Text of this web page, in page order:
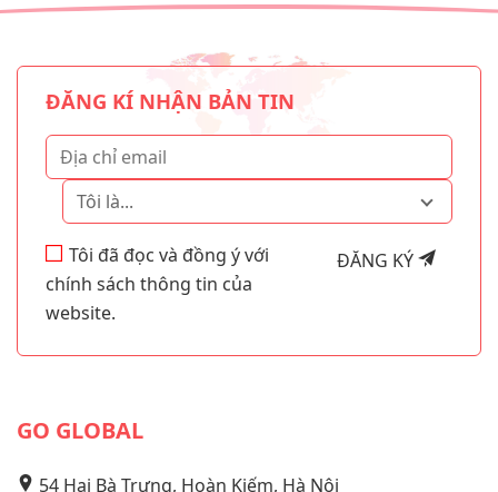
ĐĂNG KÍ NHẬN BẢN TIN
Tôi là...
ĐĂNG KÝ
Tôi đã đọc và đồng ý với
chính sách thông tin của
website.
GO GLOBAL
54 Hai Bà Trưng, Hoàn Kiếm, Hà Nội